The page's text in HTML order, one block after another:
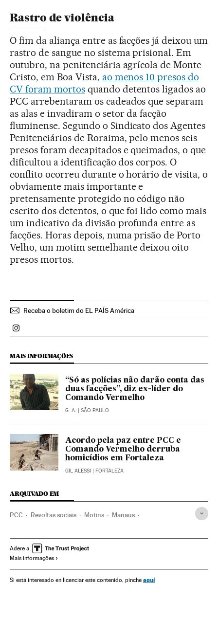
Rastro de violência
O fim da aliança entre as facções já deixou um
rastro de sangue no sistema prisional. Em
outubro, na penitenciária agrícola de Monte
Cristo, em Boa Vista, ao menos 10 presos do
CV foram mortosquando detentos ligados ao
PCC arrebentaram os cadeados que separam
as alas e invadiram o setor da facção
fluminense. Segundo o Sindicato dos Agentes
Penitenciários de Roraima, pelo menos seis
presos foram decapitados e queimados, o que
dificultou a identificação dos corpos. O
conflito ocorreu durante o horário de visita, o
obviamente mais importante e
pretensamente protegido no código não
escrito dos detentos, o que foi lido como mais
um indicativo da divisão profunda entre as
facções. Horas depois, numa prisão de Porto
Velho, um motim semelhante deixou oito
presos mortos.
Receba o boletim do EL PAÍS América
Politica El País Brasil en Instagram
MAIS INFORMAÇÕES
“Só as polícias não darão conta das
duas facções”, diz ex-líder do
Comando Vermelho
G. A. | SÃO PAULO
Acordo pela paz entre PCC e
Comando Vermelho derruba
homicídios em Fortaleza
GIL ALESSI | FORTALEZA
ARQUIVADO EM
PCC Revoltas sociais Motins Manaus
Mal-estar social Crime organizado
Centros penitenciários
Delinquência Regime penitenciário América do Sul
Adere a
Mais informações
Si está interesado en licenciar este contenido, pinche aquí